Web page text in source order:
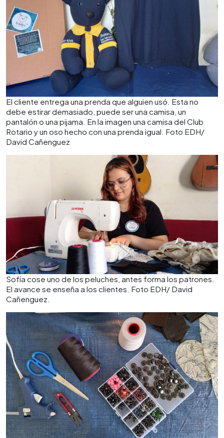
El cliente entrega una prenda que alguien usó. Esta no
debe estirar demasiado, puede ser una camisa, un
pantalón o una pijama. En la imagen una camisa del Club
Rotario y un oso hecho con una prenda igual. Foto EDH/
David Cañenguez
Sofía cose uno de los peluches, antes forma los patrones.
El avance se enseña a los clientes. Foto EDH/ David
Cañenguez.